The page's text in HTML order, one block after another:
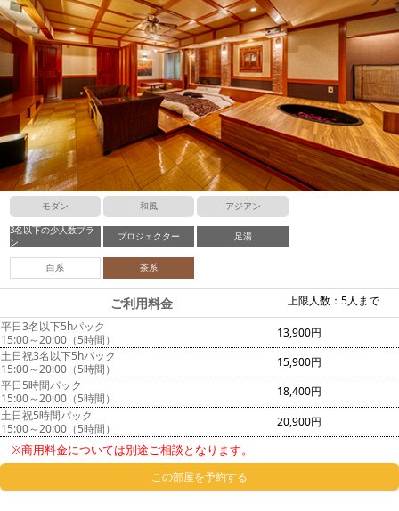
モダン 和風 アジアン
3名以下の少人数プラ
ン
プロジェクター 足湯
白系 茶系
上限人数：5人まで
ご利用料金
平日3名以下5hパック
15:00～20:00（5時間）
13,900円
土日祝3名以下5hパック
15:00～20:00（5時間）
15,900円
平日5時間パック
15:00～20:00（5時間）
18,400円
土日祝5時間パック
15:00～20:00（5時間）
20,900円
※商用料金については別途ご相談となります。
この部屋を予約する